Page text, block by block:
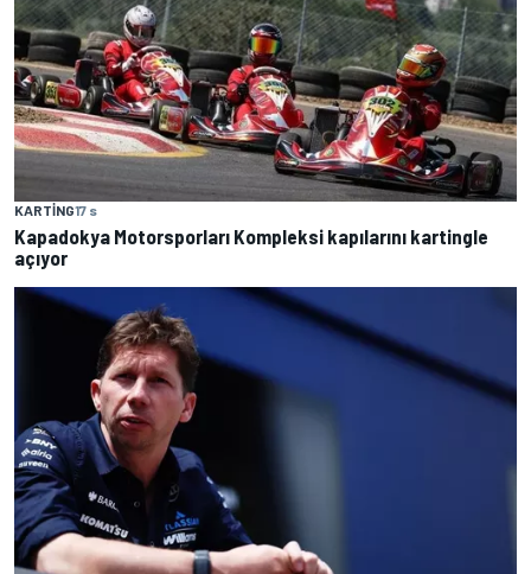
KARTING17 s
Kapadokya Motorsporları Kompleksi kapılarını kartingle
açıyor